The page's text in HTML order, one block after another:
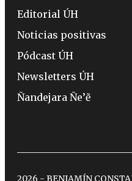
Editorial ÚH
Noticias positivas
Pódcast ÚH
Newsletters ÚH
Ñandejara Ñe’ẽ
2026 - BENJAMÍN